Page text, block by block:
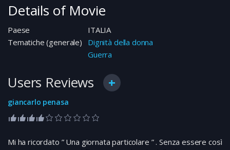
Details of Movie
Paese
ITALIA
Tematiche (generale)
Dignità della donna
Guerra
Users Reviews
giancarlo penasa
Mi ha ricordato ” Una giornata particolare ” . Senza essere così